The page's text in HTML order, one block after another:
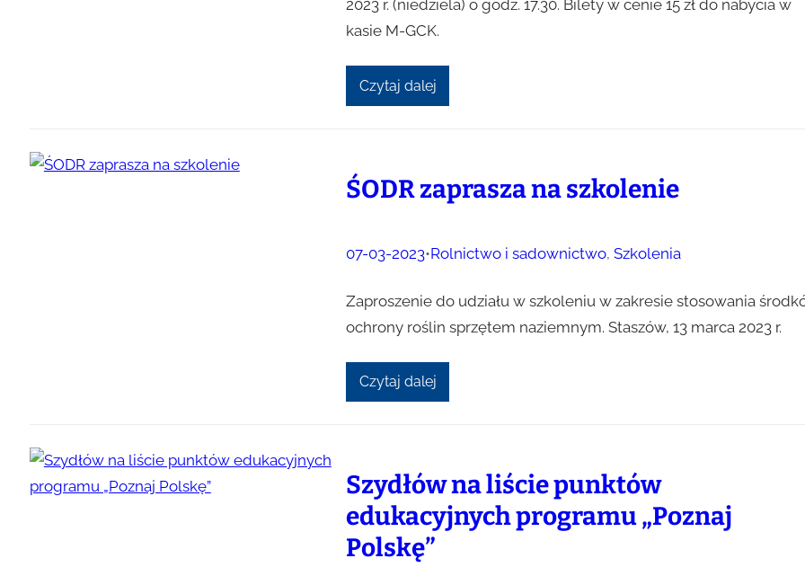
2023 r. (niedziela) o godz. 17.30. Bilety w cenie 15 zł do nabycia w
kasie M-GCK.
Czytaj dalej
ŚODR zaprasza na szkolenie
07-03-2023•Rolnictwo i sadownictwo, Szkolenia
Zaproszenie do udziału w szkoleniu w zakresie stosowania
ochrony roślin sprzętem naziemnym. Staszów, 13 marca 2023 r.
Czytaj dalej
Szydłów na liście punktów
edukacyjnych programu „Poznaj
Polskę”